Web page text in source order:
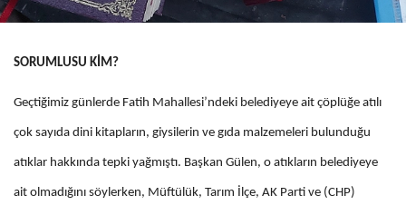
SORUMLUSU KİM?
Geçtiğimiz günlerde Fatih Mahallesi’ndeki belediyeye ait çöplüğe atılı
çok sayıda dini kitapların, giysilerin ve gıda malzemeleri bulunduğu
atıklar hakkında tepki yağmıştı. Başkan Gülen, o atıkların belediyeye
ait olmadığını söylerken, Müftülük, Tarım İlçe, AK Parti ve (CHP)